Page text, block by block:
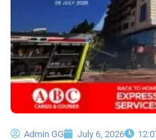
Admin GG July 6, 2026